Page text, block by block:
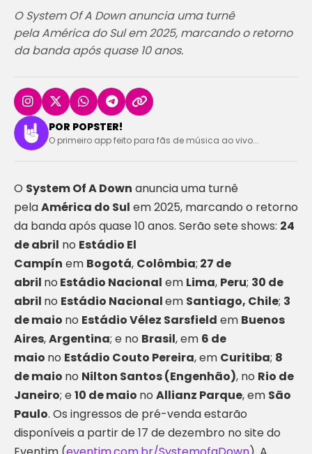
O System Of A Down anuncia uma turnê
pela América do Sul em 2025, marcando o retorno
da banda após quase 10 anos.
POR POPSTER!
O primeiro app feito para fãs de música ao vivo...
O System Of A Down anuncia uma turnê
pelaAmérica do Sul em 2025, marcando o retorno
da banda após quase 10 anos. Serão sete shows: 24
de abril no Estádio El
Campín em Bogotá, Colômbia; 27 de
abril no Estádio Nacional em Lima, Peru; 30 de
abril no Estádio Nacionalem Santiago, Chile; 3
de maio no Estádio Vélez Sarsfield em Buenos
Aires,Argentina; e no Brasil, em 6 de
maio no Estádio Couto Pereira, em Curitiba; 8
de maio no Nilton Santos (Engenhão), no Rio de
Janeiro; e10 de maio no Allianz Parque, em São
Paulo. Os ingressos de pré-venda estarão
disponíveis a partir de 17 de dezembro no site do